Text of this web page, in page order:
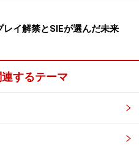
を召喚するのも、通行料
を使います。よって、最
たプレイヤーが勝利しま
ボードゲームとは全く違う
のボードゲームにマジッ
王などに代表されるよう
ムが融合している
という
レイ解禁とSIEが選んだ未来
するテーマ